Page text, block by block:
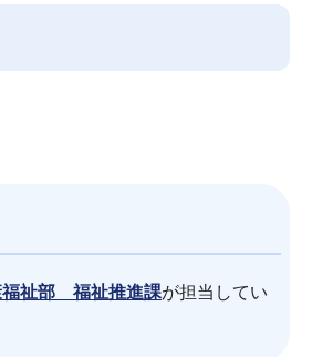
福祉部 福祉推進課が担当してい